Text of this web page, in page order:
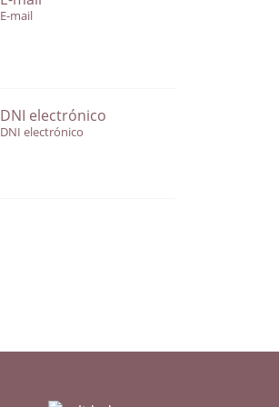
E-mail
DNI electrónico
DNI electrónico